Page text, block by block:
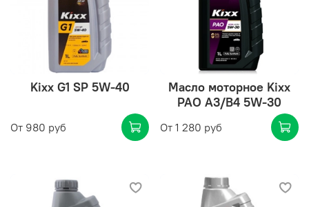
Kixx G1 SP 5W-40
От 980 руб
Масло моторное Kixx
PAO А3/В4 5W-30
От 1 280 руб